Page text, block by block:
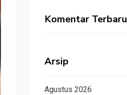
Komentar Terbaru
Arsip
Agustus 2026